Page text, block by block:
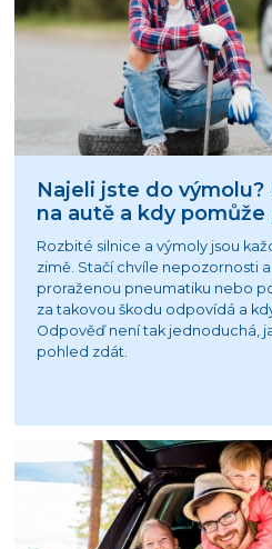
Najeli jste do
na autě a kdy pomůže
Rozbité silnice a výmoly jsou
zimě. Stačí chvíle nepozornosti
proraženou pneumatiku nebo
za takovou škodu odpovídá a
Odpověď není tak jednoduchá,
pohled zdát.